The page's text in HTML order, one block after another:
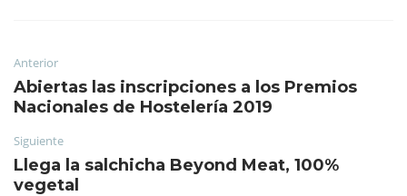
Anterior
Abiertas las inscripciones a los Premios
Nacionales de Hostelería 2019
Siguiente
Llega la salchicha Beyond Meat, 100%
vegetal